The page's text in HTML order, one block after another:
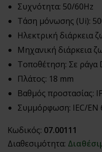
Συχνότητα: 50/60Hz
Τάση μόνωσης (Ui):
Ηλεκτρική διάρκεια
Μηχανική διάρκεια
Τοποθέτηση: Σε ράγα
Πλάτος: 18 mm
Βαθμός προστασίας:
Συμμόρφωση: IEC/EN
Κωδικός: 07.00111
Διαθεσιμότητα: